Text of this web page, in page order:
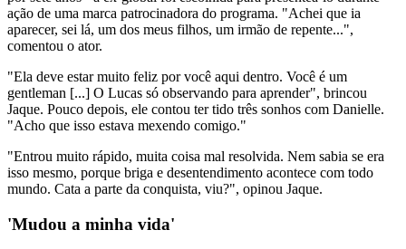
ação de uma marca patrocinadora do programa. "Achei que ia
aparecer, sei lá, um dos meus filhos, um irmão de repente...",
comentou o ator.
"Ela deve estar muito feliz por você aqui dentro. Você é um
gentleman [...] O Lucas só observando para aprender", brincou
Jaque. Pouco depois, ele contou ter tido três sonhos com Danielle.
"Acho que isso estava mexendo comigo."
"Entrou muito rápido, muita coisa mal resolvida. Nem sabia se era
isso mesmo, porque briga e desentendimento acontece com todo
mundo. Cata a parte da conquista, viu?", opinou Jaque.
'Mudou a minha vida'